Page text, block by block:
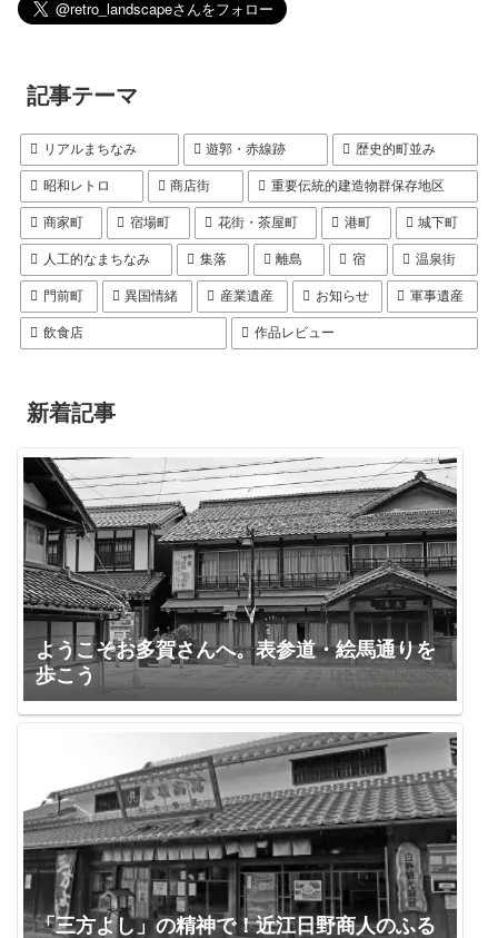
記事テーマ
リアルまちなみ 遊郭・赤線跡 歴史的町並み
昭和レトロ 商店街 重要伝統的建造物群保存地区
商家町 宿場町 花街・茶屋町 港町 城下町
人工的なまちなみ 集落 離島 宿 温泉街
門前町 異国情緒 産業遺産 お知らせ 軍事遺産
飲食店 作品レビュー
新着記事
ようこそお多賀さんへ。表参道・絵馬通りを
歩こう
「三方よし」の精神で！近江日野商人のふる